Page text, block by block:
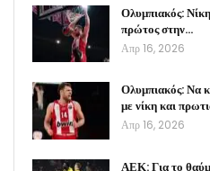
Ολυμπιακός:
πρώτος στην…
Απρ 16, 2026
Ολυμπιακός: Να
με νίκη και
Απρ 16, 2026
ΑΕΚ: Για το